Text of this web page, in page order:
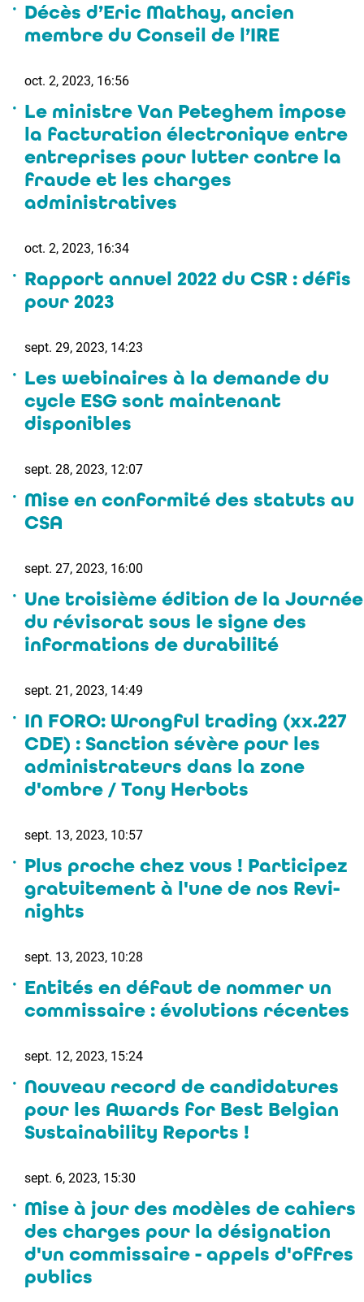
Décès d’Eric Mathay, ancien
membre du Conseil de l’IRE
oct. 2, 2023, 16:56
Le ministre Van Peteghem impose
la facturation électronique entre
entreprises pour lutter contre la
fraude et les charges
administratives
oct. 2, 2023, 16:34
Rapport annuel 2022 du CSR : défis
pour 2023
sept. 29, 2023, 14:23
Les webinaires à la demande du
cycle ESG sont maintenant
disponibles
sept. 28, 2023, 12:07
Mise en conformité des statuts au
CSA
sept. 27, 2023, 16:00
Une troisième édition de la Journée
du révisorat sous le signe des
informations de durabilité
sept. 21, 2023, 14:49
IN FORO: Wrongful trading (xx.227
CDE) : Sanction sévère pour les
administrateurs dans la zone
d'ombre / Tony Herbots
sept. 13, 2023, 10:57
Plus proche chez vous ! Participez
gratuitement à l'une de nos Revi-
nights
sept. 13, 2023, 10:28
Entités en défaut de nommer un
commissaire : évolutions récentes
sept. 12, 2023, 15:24
Nouveau record de candidatures
pour les Awards for Best Belgian
Sustainability Reports !
sept. 6, 2023, 15:30
Mise à jour des modèles de cahiers
des charges pour la désignation
d'un commissaire - appels d'offres
publics